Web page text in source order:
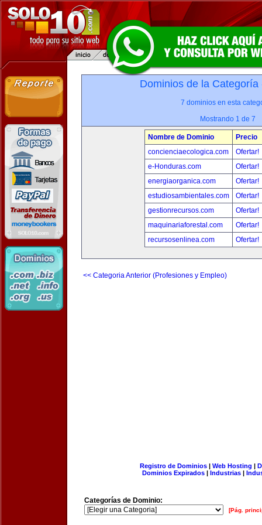
Dominios de la
7 dominios en esta
Mostrando 1 de 7
Nombre de Dominio
Precio
concienciaecologica.com
Ofertar!
e-Honduras.com
Ofertar!
energiaorganica.com
Ofertar!
estudiosambientales.com
Ofertar!
gestionrecursos.com
Ofertar!
maquinariaforestal.com
Ofertar!
recursosenlinea.com
Ofertar!
<< Categoria Anterior (Profesiones y Empleo)
Registro de Dominios| Web Hosting |
Dominios Expirados | Industrias |
Categorías de Dominio:
[Pág.